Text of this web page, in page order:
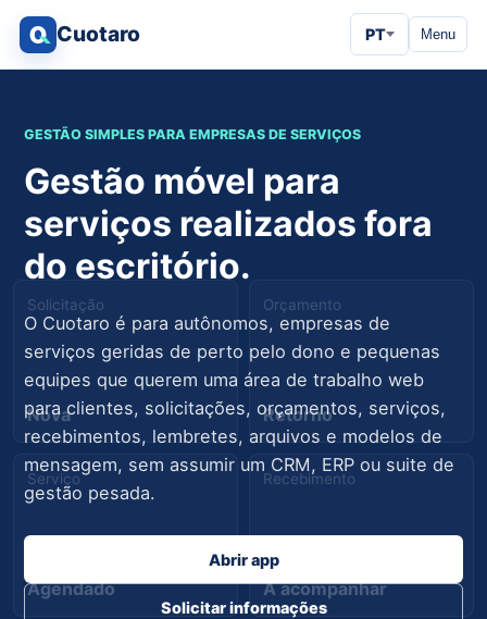
Cuotaro PT Menu
Solicitação
Nova
Orçamento
Retorno
Serviço
Agendado
Recebimento
A acompanhar
GESTÃO SIMPLES PARA EMPRESAS DE SERVIÇOS
Gestão móvel para
serviços realizados fora
do escritório.
O Cuotaro é para autônomos, empresas de
serviços geridas de perto pelo dono e pequenas
equipes que querem uma área de trabalho web
para clientes, solicitações, orçamentos, serviços,
recebimentos, lembretes, arquivos e modelos de
mensagem, sem assumir um CRM, ERP ou suite de
gestão pesada.
Abrir app
Solicitar informações